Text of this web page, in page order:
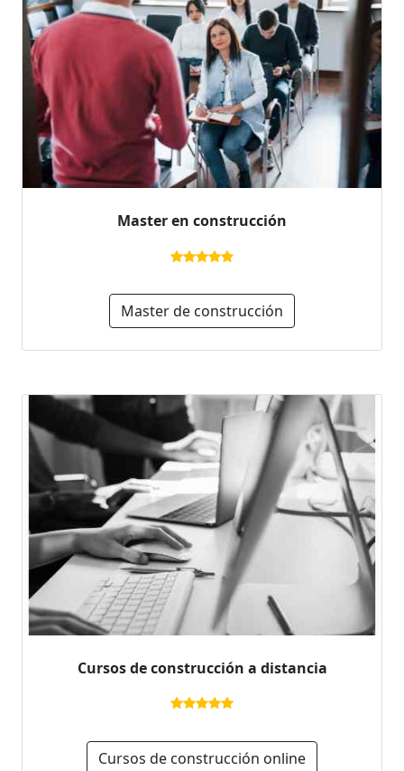
Master en construcción
Master de construcción
Cursos de construcción a distancia
Cursos de construcción online